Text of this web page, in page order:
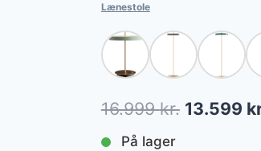
Lænestole
16.999kr. Den
13.599
På lager